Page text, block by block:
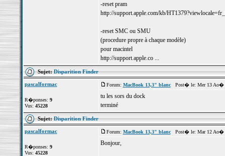
-reset pram
http://support.apple.com/kb/
-reset SMC ou SMU
(procedure propre à chaque modèle)
pour macintel
http://support.apple.co ...
Sujet:Disparition Finder
pascalformac
R�ponses: 9
Vus: 45228
Forum: MacBook 13,3" blancPost� le: Mer 13 Ao�
tu les sors du dock
terminé
Sujet:Disparition Finder
pascalformac
R�ponses: 9
Vus: 45228
Forum: MacBook 13,3" blancPost� le: Mar 12 Ao�
Bonjour,